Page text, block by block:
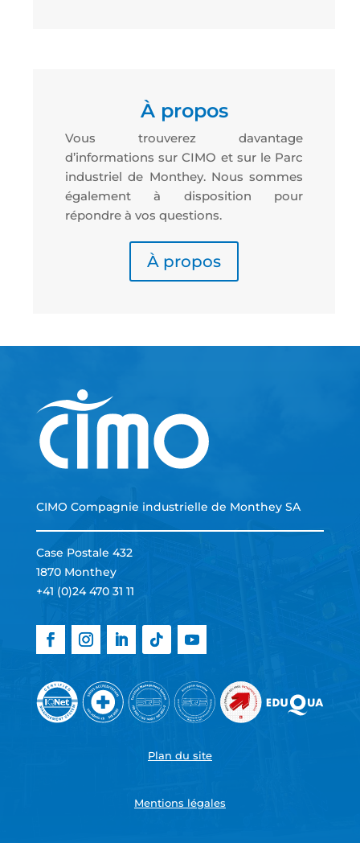
À propos
Vous trouverez davantage
d’informations sur CIMO et sur le Parc
industriel de Monthey. Nous sommes
également à disposition pour
répondre à vos questions.
À propos
CIMO Compagnie industrielle de Monthey SA
Case Postale 432
1870 Monthey
+41 (0)24 470 31 11
Plan du site
Mentions légales